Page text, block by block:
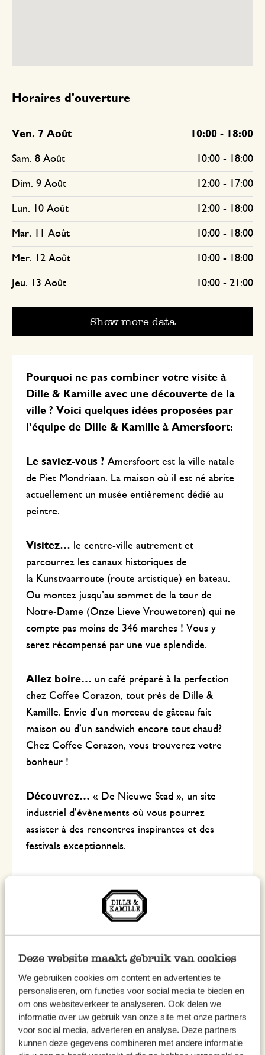
Deze website maakt gebruik van cookies
We gebruiken cookies om content en advertenties te
personaliseren, om functies voor social media te bieden en
om ons websiteverkeer te analyseren. Ook delen we
informatie over uw gebruik van onze site met onze partners
voor social media, adverteren en analyse. Deze partners
kunnen deze gegevens combineren met andere informatie
Horaires d'ouverture
Ven. 7 Août 10:00 - 18:00
Sam. 8 Août 10:00 - 18:00
Dim. 9 Août 12:00 - 17:00
Lun. 10 Août 12:00 - 18:00
Mar. 11 Août 10:00 - 18:00
Mer. 12 Août 10:00 - 18:00
Jeu. 13 Août 10:00 - 21:00
Show more data
Pourquoi ne pas combiner votre visite à
Dille & Kamille avec une découverte de la
ville ? Voici quelques idées proposées par
l’équipe de Dille & Kamille à Amersfoort:
Le saviez-vous ? Amersfoort est la ville natale
de Piet Mondriaan. La maison où il est né abrite
actuellement un musée entièrement dédié au
peintre.
Visitez… le centre-ville autrement et
parcourrez les canaux historiques de
la Kunstvaarroute (route artistique) en bateau.
Ou montez jusqu’au sommet de la tour de
Notre-Dame (Onze Lieve Vrouwetoren) qui ne
compte pas moins de 346 marches ! Vous y
serez récompensé par une vue splendide.
Allez boire… un café préparé à la perfection
chez Coffee Corazon, tout près de Dille &
Kamille. Envie d’un morceau de gâteau fait
maison ou d’un sandwich encore tout chaud?
Chez Coffee Corazon, vous trouverez votre
bonheur !
Découvrez… « De Nieuwe Stad », un site
industriel d’évènements où vous pourrez
assister à des rencontres inspirantes et des
festivals exceptionnels.
la brasserie ‘De 3 Ringen’. Ou reposez-vous sur
la terrasse du bar-restaurant Alberts Eten en
Offrez-vous…une œuvre d’art unique
chez Jans Pakhuis situé dans le centre-ville. Vous
y trouverez des tableaux, de la porcelaine peinte
et des bijoux fabriqués par des artistes ayant
une déficience intellectuelle. Ou choisissez une